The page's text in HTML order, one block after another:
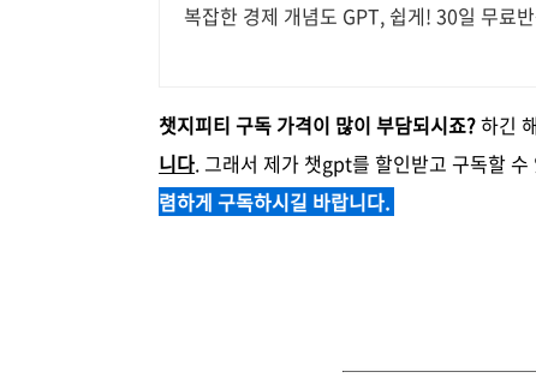
복잡한 경제 개념도 GPT, 쉽게! 30일 무료
챗지피티 구독 가격이 많이 부담되시죠?하긴
니다. 그래서 제가 챗gpt를 할인받고 구독할
렴하게 구독하시길 바랍니다.